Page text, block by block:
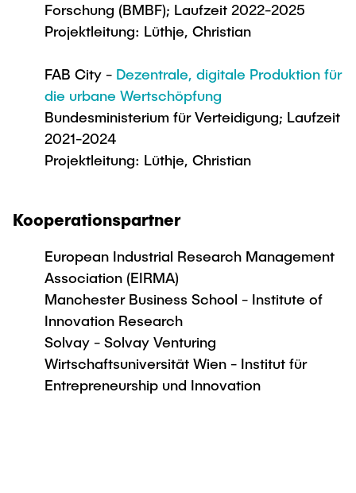
Institute im Überblick
Forschung (BMBF); Laufzeit 2022-2025
Projektleitung: Lüthje, Christian
FAB City - Dezentrale, digitale Produktion für
die urbane Wertschöpfung
Bundesministerium für Verteidigung; Laufzeit
2021-2024
Projektleitung: Lüthje, Christian
Kooperationspartner
European Industrial Research Management
Association (EIRMA)
Manchester Business School - Institute of
Innovation Research
Solvay - Solvay Venturing
Wirtschaftsuniversität Wien - Institut für
Entrepreneurship und Innovation